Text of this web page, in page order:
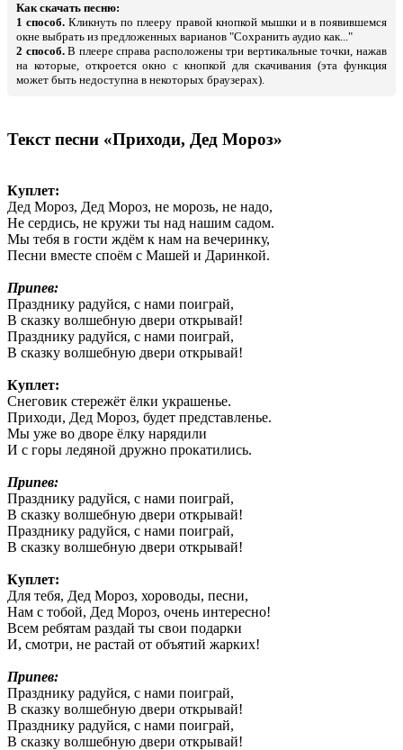
Как скачать песню:
1 способ. Кликнуть по плееру правой кнопкой мышки и в появившемся
окне выбрать из предложенных варианов "Сохранить аудио как..."
2 способ.В плеере справа расположены три вертикальные точки, нажав
на которые, откроется окно с кнопкой для скачивания (эта функция
может быть недоступна в некоторых браузерах).
Текст песни «Приходи, Дед Мороз»
Куплет:
Дед Мороз, Дед Мороз, не морозь, не надо,
Не сердись, не кружи ты над нашим садом.
Мы тебя в гости ждём к нам на вечеринку,
Песни вместе споём с Машей и Даринкой.
Припев:
Празднику радуйся, с нами поиграй,
В сказку волшебную двери открывай!
Празднику радуйся, с нами поиграй,
В сказку волшебную двери открывай!
Куплет:
Снеговик стережёт ёлки украшенье.
Приходи, Дед Мороз, будет представленье.
Мы уже во дворе ёлку нарядили
И с горы ледяной дружно прокатились.
Припев:
Празднику радуйся, с нами поиграй,
В сказку волшебную двери открывай!
Празднику радуйся, с нами поиграй,
В сказку волшебную двери открывай!
Куплет:
Для тебя, Дед Мороз, хороводы, песни,
Нам с тобой, Дед Мороз, очень интересно!
Всем ребятам раздай ты свои подарки
И, смотри, не растай от объятий жарких!
Припев:
Празднику радуйся, с нами поиграй,
В сказку волшебную двери открывай!
Празднику радуйся, с нами поиграй,
В сказку волшебную двери открывай!